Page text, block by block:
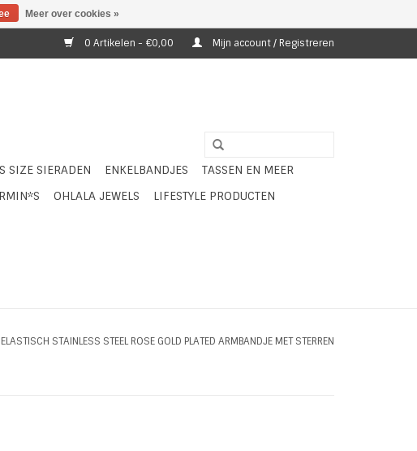
0 Artikelen - €0,00 Mijn account / Registreren
SIZE SIERADEN ENKELBANDJES
TASSEN EN MEER
OHLALA JEWELS
LIFESTYLE PRODUCTEN
ELASTISCH STAINLESS STEEL ROSE GOLD PLATED ARMBANDJE MET STERREN
Meer over cookies »